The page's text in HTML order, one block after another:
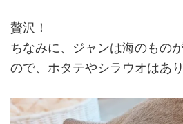
贅沢！
ちなみに、ジャンは海のもの
ので、ホタテやシラウオはあり